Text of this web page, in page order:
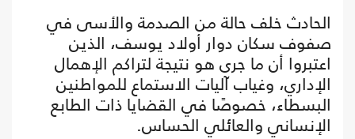
الحادث خلف حالة من الصدمة والأسى في
صفوف سكان دوار أولاد يوسف، الذين
اعتبروا أن ما جرى هو نتيجة لتراكم الإهمال
الإداري، وغياب آليات الاستماع للمواطنين
البسطاء، خصوصًا في القضايا ذات الطابع
الإنساني والعائلي الحساس.